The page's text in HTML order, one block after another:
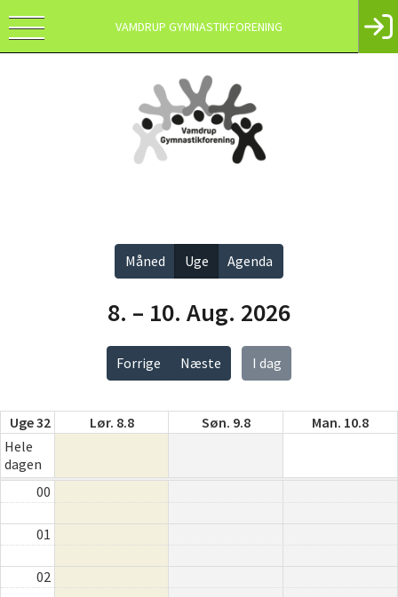
VAMDRUP GYMNASTIKFORENING
Forrige Næste I dag
8. – 10. Aug. 2026
Måned Uge Agenda
Uge 32 Lør. 8.8 Søn. 9.8
Man. 10.8
Hele
dagen
00
01
02